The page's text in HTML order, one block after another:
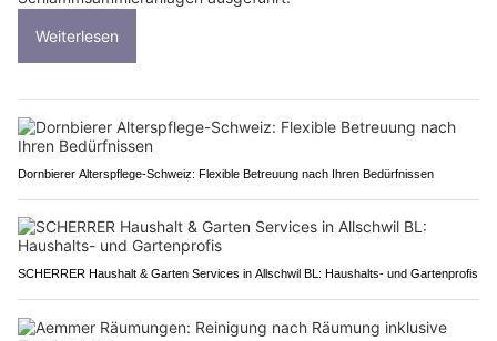
Weiterlesen
Dornbierer Alterspflege-Schweiz: Flexible Betreuung nach Ihren Bedürfnissen
SCHERRER Haushalt & Garten Services in Allschwil BL: Haushalts- und Gartenprofis